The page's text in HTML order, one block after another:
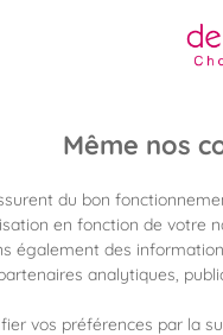
Même nos
du bon
en fonction de votre
également des
analytiques,
vos préférences par la